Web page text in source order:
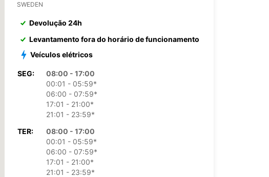
SWEDEN
Devolução 24h
Levantamento fora do horário de funcionamento
Veículos elétricos
SEG:
08:00 - 17:00
00:01 - 05:59*
06:00 - 07:59*
17:01 - 21:00*
21:01 - 23:59*
TER:
08:00 - 17:00
00:01 - 05:59*
06:00 - 07:59*
17:01 - 21:00*
21:01 - 23:59*